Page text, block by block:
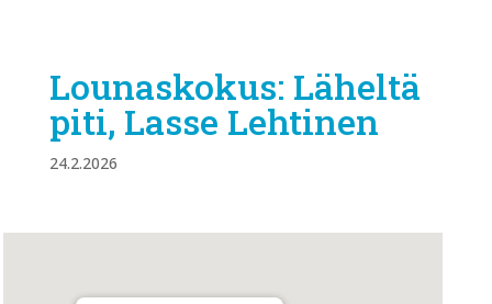
Lounaskokus: Läheltä
piti, Lasse Lehtinen
24.2.2026